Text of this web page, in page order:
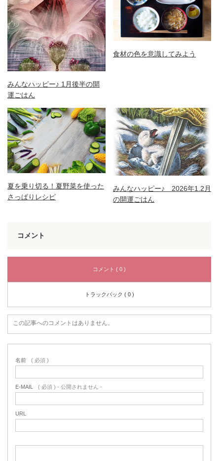
みんなハッピー♪ 1月後半の開
運ごはん
食材の色を意識してみよう
夏を乗り切る！夏野菜を使った
さっぱりレシピ
みんなハッピー♪ 2026年1.2月
の開運ごはん
コメント
コメント ( 0 )
トラックバック ( 0 )
この記事へのコメントはありません。
名前 ( 必須 )
E-MAIL ( 必須 ) - 公開されません -
URL